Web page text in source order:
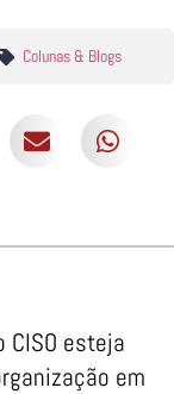
Colunas & Blogs
esteja
em